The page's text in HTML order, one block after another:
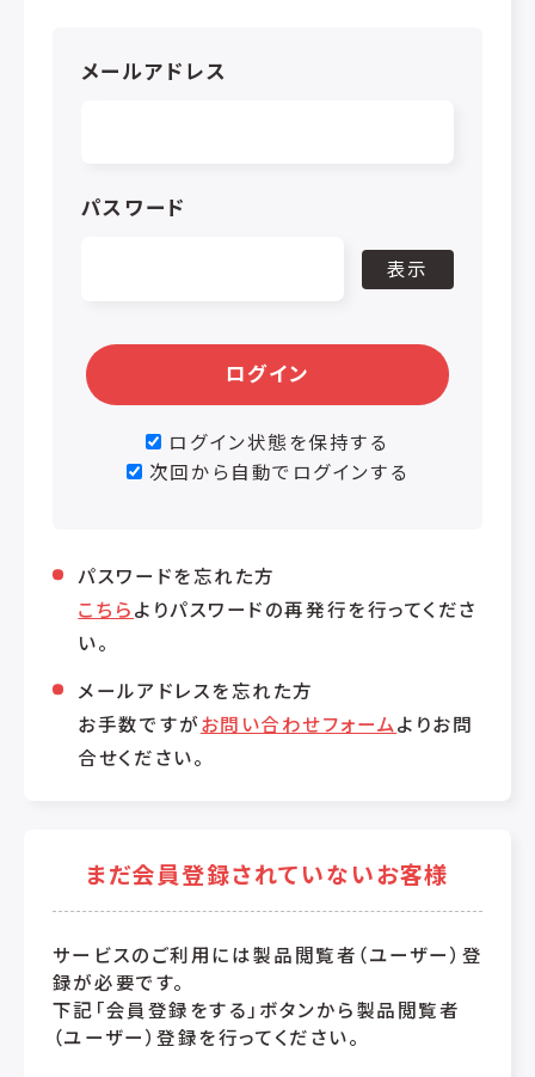
メールアドレス
パスワード
表示
ログイン
ログイン状態を保持する
次回から自動でログインする
パスワードを忘れた方
こちらよりパスワードの再発行を行ってくださ
い。
メールアドレスを忘れた方
お手数ですがお問い合わせフォームよりお問
合せください。
まだ会員登録されていないお客様
サービスのご利用には製品閲覧者（ユーザー）登
録が必要です。
下記「会員登録をする」ボタンから製品閲覧者
（ユーザー）登録を行ってください。